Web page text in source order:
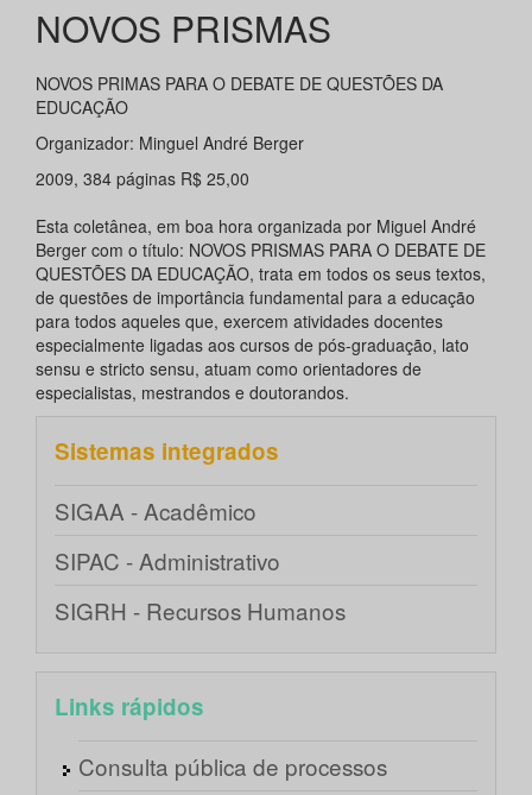
NOVOS PRISMAS
NOVOS PRIMAS PARA O DEBATE DE QUESTÕES DA
EDUCAÇÃO
Organizador: Minguel André Berger
2009, 384 páginas R$ 25,00
Esta coletânea, em boa hora organizada por Miguel André
Berger com o título: NOVOS PRISMAS PARA O DEBATE DE
QUESTÕES DA EDUCAÇÃO, trata em todos os seus textos,
de questões de importância fundamental para a educação
para todos aqueles que, exercem atividades docentes
especialmente ligadas aos cursos de pós-graduação, lato
sensu e stricto sensu, atuam como orientadores de
especialistas, mestrandos e doutorandos.
Sistemas integrados
SIGAA - Acadêmico
SIPAC - Administrativo
SIGRH - Recursos Humanos
Links rápidos
Consulta pública de processos